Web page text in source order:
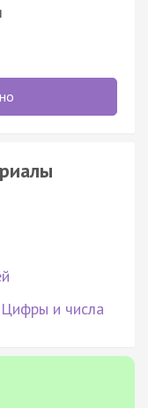
и числа